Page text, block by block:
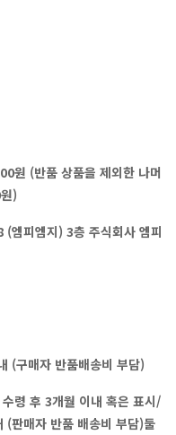
원 (반품 상품을 제외한 나머
)
엠피엠지) 3층 주식회사 엠피
(구매자 반품배송비 부담)
령 후 3개월 이내 혹은 표시/
(판매자 반품 배송비 부담)둘